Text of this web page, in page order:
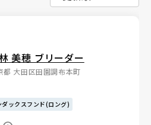
美穂 ブリーダー
都 大田区田園調布本町
ダックスフンド(ロング)